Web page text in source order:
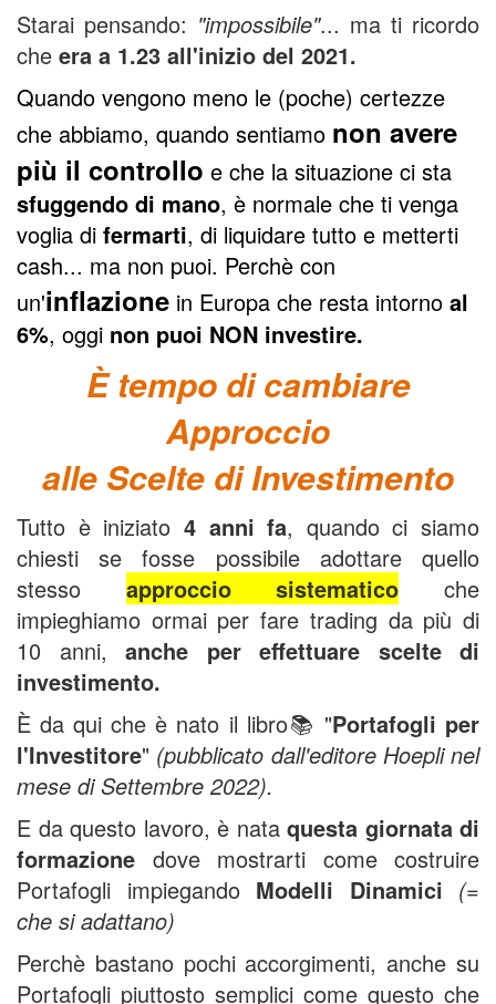
Starai pensando: "impossibile"... ma ti ricordo
che era a 1.23 all'inizio del 2021.
Quando vengono meno le (poche) certezze
che abbiamo, quando sentiamo non avere
più il controllo e che la situazione ci sta
sfuggendo di mano, è normale che ti venga
voglia di fermarti, di liquidare tutto e metterti
cash... ma non puoi. Perchè con
un'inflazione in Europa che resta intorno al
6%, oggi non puoi NON investire.
È tempo di cambiare
Approccio
alle Scelte di Investimento
Tutto è iniziato 4 anni fa, quando ci siamo
chiesti se fosse possibile adottare quello
stesso approccio sistematico che
impieghiamo ormai per fare trading da più di
10 anni, anche per effettuare scelte di
investimento.
È da qui che è nato il libro📚 "Portafogli per
l'Investitore" (pubblicato dall'editore Hoepli nel
mese di Settembre 2022).
E da questo lavoro, è nata questa giornata di
formazione dove mostrarti come costruire
Portafogli impiegando Modelli Dinamici (=
che si adattano)
Perchè bastano pochi accorgimenti, anche su
Portafogli piuttosto semplici come questo che